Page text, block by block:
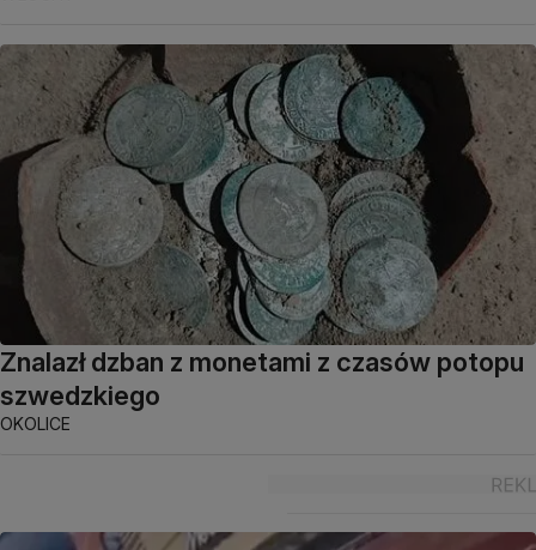
Znalazł dzban z monetami z czasów potopu
szwedzkiego
OKOLICE